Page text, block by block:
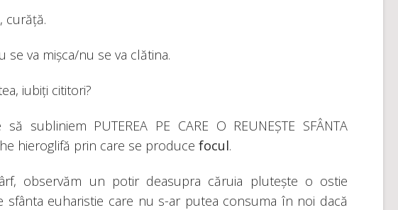
curăță.
se va mișca/nu se va clătina.
iubiți cititori?
subliniem PUTEREA PE CARE O REUNEȘTE SFÂNTA
hieroglifă prin care se produce focul.
observăm un potir deasupra căruia plutește o ostie
sfânta euharistie care nu s-ar putea consuma în noi dacă